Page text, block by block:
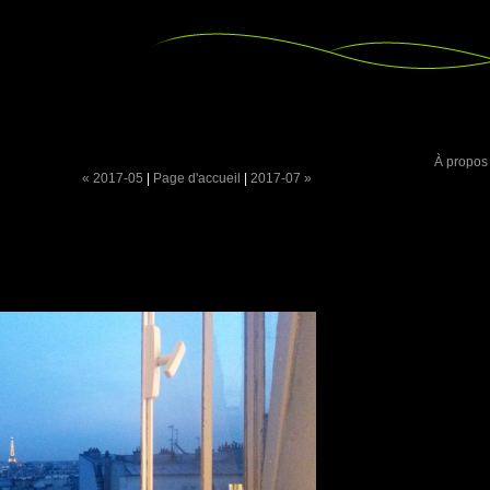
À propos
« 2017-05 | Page d'accueil | 2017-07 »